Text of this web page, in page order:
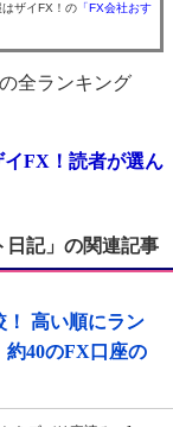
ザイFX！の 「FX会社おす
全ランキング
FX！読者が選ん
日記」の関連記事
！ 高い順にラン
約40のFX口座の